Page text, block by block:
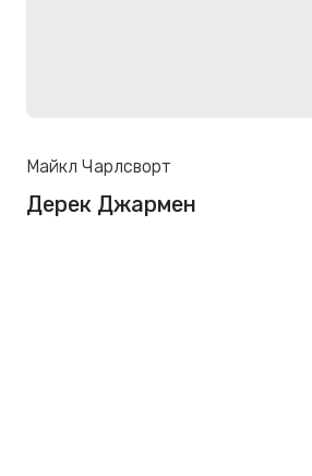
Майкл Чарлсворт
Дерек Джармен